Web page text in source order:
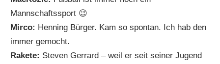
Mannschaftssport 😉
Mirco: Henning Bürger. Kam so spontan. Ich hab den
immer gemocht.
Rakete: Steven Gerrard – weil er seit seiner Jugend